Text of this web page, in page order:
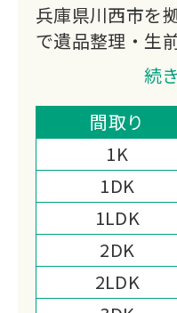
兵庫県川西市を
で遺品整理・生
する「RKサービ
大手引越し業者
し、リサイクル
の3Rを大切にし
明快な料金体制
続
間取り
1K
1DK
1LDK
2DK
2LDK